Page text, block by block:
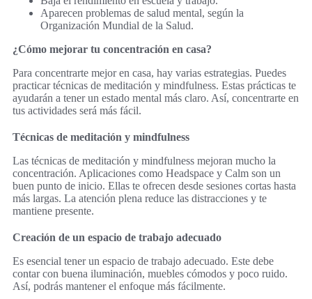
Aparecen problemas de salud mental, según la
Organización Mundial de la Salud.
¿Cómo mejorar tu concentración en casa?
Para concentrarte mejor en casa, hay varias estrategias. Puedes
practicar técnicas de meditación y mindfulness. Estas prácticas te
ayudarán a tener un estado mental más claro. Así, concentrarte en
tus actividades será más fácil.
Técnicas de meditación y mindfulness
Las técnicas de meditación y mindfulness mejoran mucho la
concentración. Aplicaciones como Headspace y Calm son un
buen punto de inicio. Ellas te ofrecen desde sesiones cortas hasta
más largas. La atención plena reduce las distracciones y te
mantiene presente.
Creación de un espacio de trabajo adecuado
Es esencial tener un espacio de trabajo adecuado. Este debe
contar con buena iluminación, muebles cómodos y poco ruido.
Así, podrás mantener el enfoque más fácilmente.